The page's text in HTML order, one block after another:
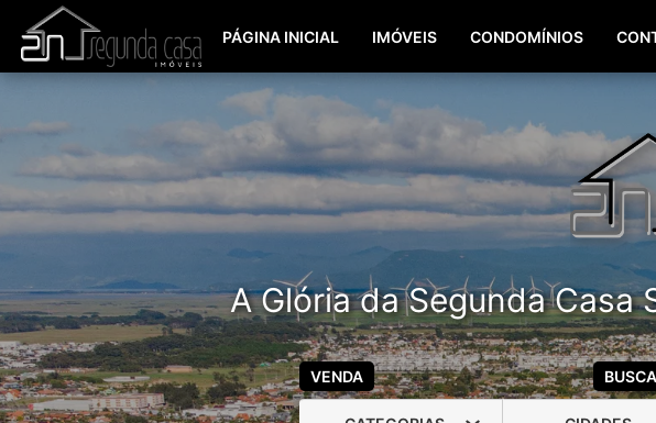
(51)
PÁGINA INICIAL IMÓVEIS CONDOMÍNIOS
A Glória da Segunda Casa
VENDA